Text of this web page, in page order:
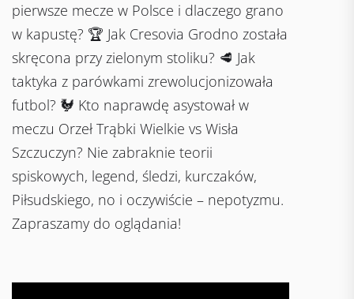
pierwsze mecze w Polsce i dlaczego grano
w kapustę? 🏆 Jak Cresovia Grodno została
skręcona przy zielonym stoliku? 🥩 Jak
taktyka z parówkami zrewolucjonizowała
futbol? 🐓 Kto naprawdę asystował w
meczu Orzeł Trąbki Wielkie vs Wisła
Szczuczyn? Nie zabraknie teorii
spiskowych, legend, śledzi, kurczaków,
Piłsudskiego, no i oczywiście – nepotyzmu.
Zapraszamy do oglądania!